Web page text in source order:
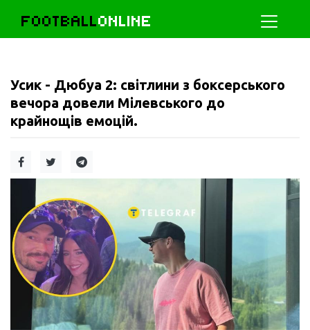
FOOTBALLONLINE
Усик - Дюбуа 2: світлини з боксерського
вечора довели Мілевського до
крайнощів емоцій.